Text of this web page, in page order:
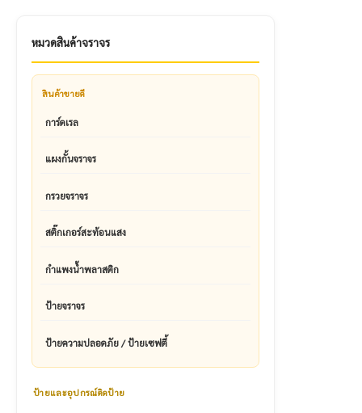
หมวดสินค้าจราจร
สินค้าขายดี
การ์ดเรล
แผงกั้นจราจร
กรวยจราจร
สติ๊กเกอร์สะท้อนแสง
กำแพงน้ำพลาสติก
ป้ายจราจร
ป้ายความปลอดภัย / ป้ายเซฟตี้
ป้ายและอุปกรณ์ติดป้าย